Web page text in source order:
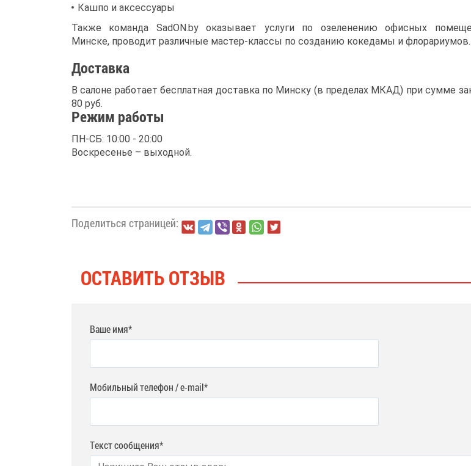
Кашпо и аксессуары
Также команда SadON.by оказывает услуги по озеленению офисных
Минске, проводит различные мастер-классы по созданию кокедамы и флорариумов.
Доставка
В салоне работает бесплатная доставка по Минску (в пределах МКАД) при сумме
80 руб.
Режим работы
ПН-СБ: 10:00 - 20:00
Воскресенье – выходной.
Поделиться страницей:
ОСТАВИТЬ ОТЗЫВ
Ваше имя*
Мобильный телефон / e-mail*
Текст сообщения*